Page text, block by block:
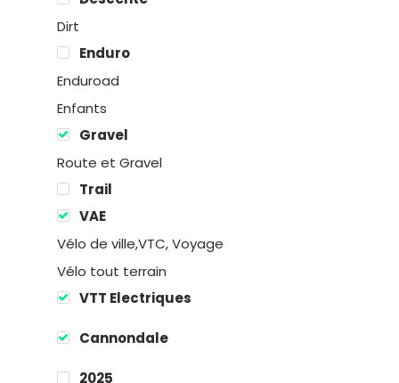
Dirt
Enduro
Enduroad
Enfants
Gravel
Route et Gravel
Trail
VAE
Vélo de ville,VTC, Voyage
Vélo tout terrain
VTT Electriques
Cannondale
2025